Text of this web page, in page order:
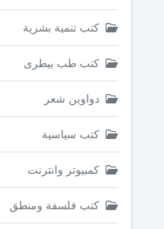
كتب تنمية بشرية
كتب طب بيطرى
دواوين شعر
كتب سياسية
كمبيوتر وانترنت
كتب فلسفة ومنطق